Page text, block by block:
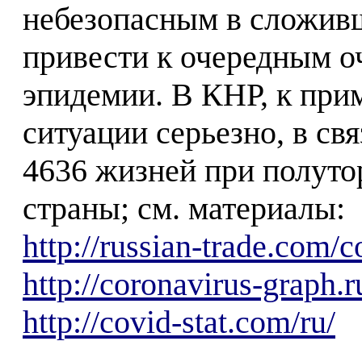
небезопасным в
привести к очередным
эпидемии. В КНР, к
ситуации серьезно, в
4636 жизней при
страны; см. материалы:
http://russian-trade.com/
http://coronavirus-
http://covid-stat.com/ru/